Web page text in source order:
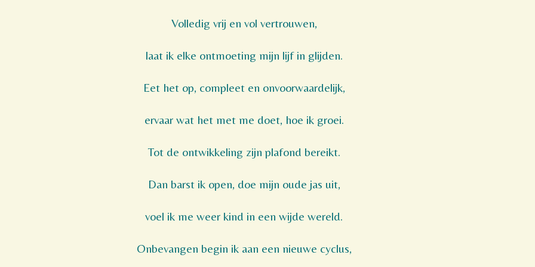
Volledig vrij en vol vertrouwen,
laat ik elke ontmoeting mijn lijf in glijden.
Eet het op, compleet en onvoorwaardelijk,
ervaar wat het met me doet, hoe ik groei.
Tot de ontwikkeling zijn plafond bereikt.
Dan barst ik open, doe mijn oude jas uit,
voel ik me weer kind in een wijde wereld.
Onbevangen begin ik aan een nieuwe cyclus,